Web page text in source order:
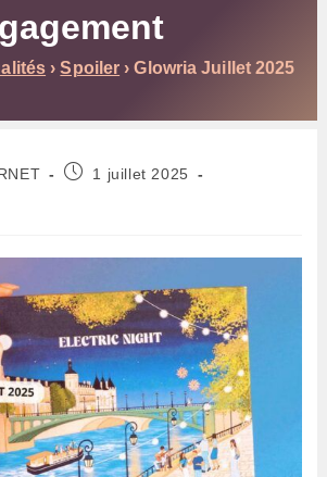
›Spoiler ›Glowria Juillet 2025
Publication
1 juillet 2025